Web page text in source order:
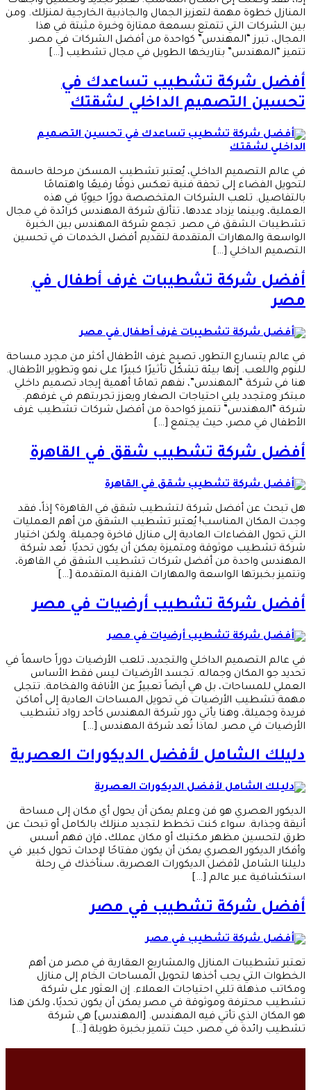
المنازل خطوة مهمة لتعزيز الجمال والجاذبية الخارجية لمنزلك. ومن
بين الشركات التي تتمتع بسمعة ممتازة وخبرة مثبتة في هذا
المجال، تبرز “المهندس” كواحدة من أفضل الشركات في مصر.
تتميز “المهندس” بتاريخها الطويل في مجال تشطيب […]
أفضل شركة تشطيب تساعدك في
تحسين التصميم الداخلي لشقتك
في عالم التصميم الداخلي، يُعتبر تشطيب المسكن مرحلة حاسمة
لتحويل الفضاء إلى تحفة فنية تعكس ذوقًا رفيعًا واهتمامًا
بالتفاصيل. تلعب الشركات المتخصصة دورًا حيويًا في هذه
العملية، وبينما يزداد عددها، تتألق شركة المهندس كرائدة في مجال
تشطيبات الشقق في مصر. تجمع شركة المهندس بين الخبرة
الواسعة والمهارات المتقدمة لتقديم أفضل الخدمات في تحسين
التصميم الداخلي […]
أفضل شركة تشطيبات غرف أطفال في
مصر
في عالم يتسارع التطور، تصبح غرف الأطفال أكثر من مجرد مساحة
للنوم واللعب. إنها بيئة تشكّل تأثيرًا كبيرًا على نمو وتطوير الأطفال.
هنا في شركة “المهندس”، نفهم تمامًا أهمية إيجاد تصميم داخلي
مبتكر ومتجدد يلبي احتياجات الصغار ويعزز تجربتهم في غرفهم.
شركة “المهندس” تتميز كواحدة من أفضل شركات تشطيب غرف
الأطفال في مصر، حيث يجتمع […]
أفضل شركة تشطيب شقق في القاهرة
هل تبحث عن أفضل شركة لتشطيب شقق في القاهرة؟ إذاً، فقد
وجدت المكان المناسب! يُعتبر تشطيب الشقق من أهم العمليات
التي تحول الفضاءات العادية إلى منازل فاخرة وجميلة. ولكن اختيار
شركة تشطيب موثوقة ومتميزة يمكن أن يكون تحديًا. تُعد شركة
المهندس واحدة من أفضل شركات تشطيب الشقق في القاهرة،
وتتميز بخبرتها الواسعة والمهارات الفنية المتقدمة […]
أفضل شركة تشطيب أرضيات في مصر
في عالم التصميم الداخلي والتجديد، تلعب الأرضيات دوراً حاسماً في
تحديد جو المكان وجماله. تجسد الأرضيات ليس فقط الأساس
العملي للمساحات، بل هي أيضاً تعبيرٌ عن الأناقة والفخامة. تتجلى
مهمة تشطيب الأرضيات في تحويل المساحات العادية إلى أماكن
فريدة وجميلة، وهنا يأتي دور شركة المهندس كأحد رواد تشطيب
الأرضيات في مصر. لماذا تُعد شركة المهندس […]
دليلك الشامل لأفضل الديكورات العصرية
الديكور العصري هو فن وعلم يمكن أن يحول أي مكان إلى مساحة
أنيقة وجذابة. سواء كنت تخطط لتجديد منزلك بالكامل أو تبحث عن
طرق لتحسين مظهر مكتبك أو مكان عملك، فإن فهم أسس
وأفكار الديكور العصري يمكن أن يكون مفتاحًا لإحداث تحول كبير. في
دليلنا الشامل لأفضل الديكورات العصرية، سنأخذك في رحلة
استكشافية عبر عالم […]
أفضل شركة تشطيب في مصر
تعتبر تشطيبات المنازل والمشاريع العقارية في مصر من أهم
الخطوات التي يجب أخذها لتحويل المساحات الخام إلى منازل
ومكاتب مذهلة تلبي احتياجات العملاء. إن العثور على شركة
تشطيب محترفة وموثوقة في مصر يمكن أن يكون تحديًا، ولكن هذا
هو المكان الذي تأتي فيه المهندس. [المهندس] هي شركة
تشطيب رائدة في مصر، حيث تتميز بخبرة طويلة […]